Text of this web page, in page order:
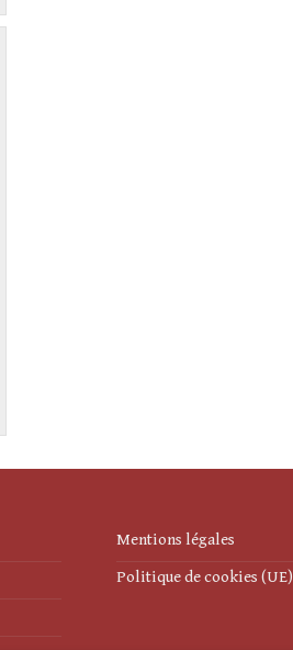
Mentions légales
Politique de cookies (UE)